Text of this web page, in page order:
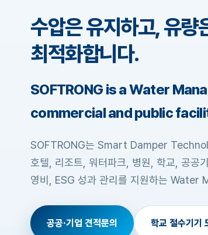
수압은 유지하고, 유량
최적화합니다.
SOFTRONG is a Water
commercial and public
SOFTRONG는 Smart Damper
호텔, 리조트, 워터파크, 병원, 학교, 공공
영비, ESG 성과 관리를 지원하는
공공·기업 견적문의 학교 절수기기